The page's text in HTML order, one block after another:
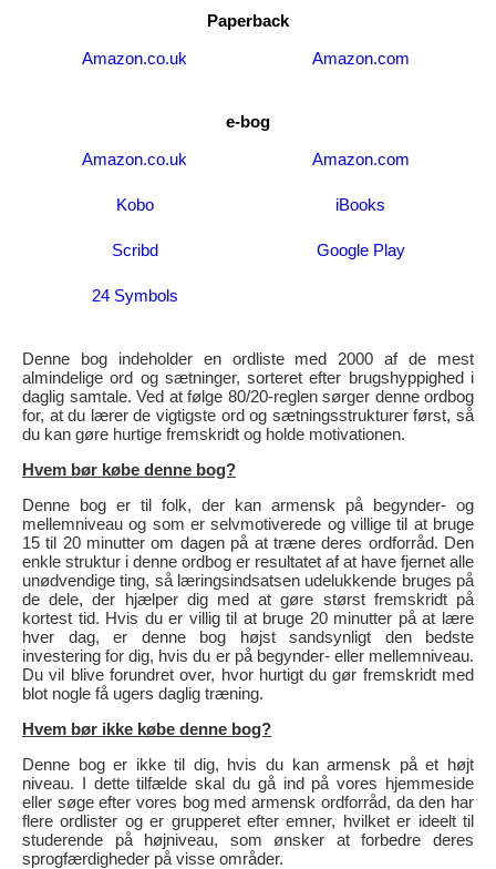
Paperback
Amazon.co.uk
Amazon.com
e-bog
Amazon.co.uk
Amazon.com
Kobo iBooks
Scribd Google Play
24 Symbols
Denne bog indeholder en ordliste med 2000 af de mest
almindelige ord og sætninger, sorteret efter brugshyppighed i
daglig samtale. Ved at følge 80/20-reglen sørger denne ordbog
for, at du lærer de vigtigste ord og sætningsstrukturer først, så
du kan gøre hurtige fremskridt og holde motivationen.
Hvem bør købe denne bog?
Denne bog er til folk, der kan armensk på begynder- og
mellemniveau og som er selvmotiverede og villige til at bruge
15 til 20 minutter om dagen på at træne deres ordforråd. Den
enkle struktur i denne ordbog er resultatet af at have fjernet alle
unødvendige ting, så læringsindsatsen udelukkende bruges på
de dele, der hjælper dig med at gøre størst fremskridt på
kortest tid. Hvis du er villig til at bruge 20 minutter på at lære
hver dag, er denne bog højst sandsynligt den bedste
investering for dig, hvis du er på begynder- eller mellemniveau.
Du vil blive forundret over, hvor hurtigt du gør fremskridt med
blot nogle få ugers daglig træning.
Hvem bør ikke købe denne bog?
Denne bog er ikke til dig, hvis du kan armensk på et højt
niveau. I dette tilfælde skal du gå ind på vores hjemmeside
eller søge efter vores bog med armensk ordforråd, da den har
flere ordlister og er grupperet efter emner, hvilket er ideelt til
studerende på højniveau, som ønsker at forbedre deres
sprogfærdigheder på visse områder.